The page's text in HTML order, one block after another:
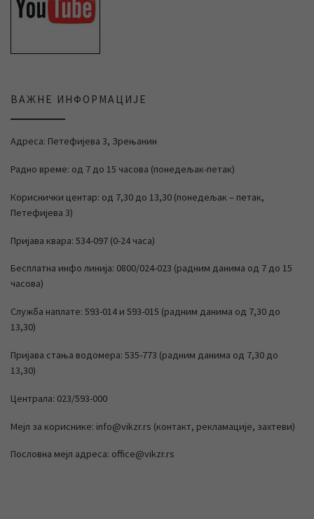
ВАЖНЕ ИНФОРМАЦИЈЕ
Адреса: Петефијева 3, Зрењанин
Радно време: од 7 до 15 часова (понедељак-петак)
Кориснички центар: од 7,30 до 13,30 (понедељак – петак,
Петефијева 3)
Пријава квара: 534-097 (0-24 часа)
Бесплатна инфо линија: 0800/024-023 (радним данима од 7 до 15
часова)
Служба наплате: 593-014 и 593-015 (радним данима од 7,30 до
13,30)
Пријава стања водомера: 535-773 (радним данима од 7,30 до
13,30)
Централа: 023/593-000
Мејл за кориснике: info@vikzr.rs (контакт, рекламације, захтеви)
Пословна мејл адреса: office@vikzr.rs